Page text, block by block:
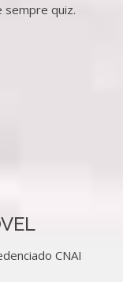
sempre quiz.
CNAI